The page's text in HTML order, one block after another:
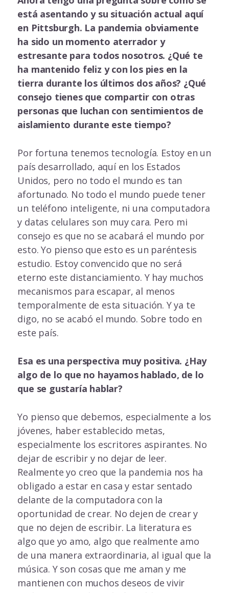
está asentando y su situación actual aquí
en Pittsburgh. La pandemia obviamente
ha sido un momento aterrador y
estresante para todos nosotros. ¿Qué te
ha mantenido feliz y con los pies en la
tierra durante los últimos dos años? ¿Qué
consejo tienes que compartir con otras
personas que luchan con sentimientos de
aislamiento durante este tiempo?
Por fortuna tenemos tecnología. Estoy en un
país desarrollado, aquí en los Estados
Unidos, pero no todo el mundo es tan
afortunado. No todo el mundo puede tener
un teléfono inteligente, ni una computadora
y datas celulares son muy cara. Pero mi
consejo es que no se acabará el mundo por
esto. Yo pienso que esto es un paréntesis
estudio. Estoy convencido que no será
eterno este distanciamiento. Y hay muchos
mecanismos para escapar, al menos
temporalmente de esta situación. Y ya te
digo, no se acabó el mundo. Sobre todo en
este país.
Esa es una perspectiva muy positiva. ¿Hay
algo de lo que no hayamos hablado, de lo
que se gustaría hablar?
Yo pienso que debemos, especialmente a los
jóvenes, haber establecido metas,
especialmente los escritores aspirantes. No
dejar de escribir y no dejar de leer.
Realmente yo creo que la pandemia nos ha
obligado a estar en casa y estar sentado
delante de la computadora con la
oportunidad de crear. No dejen de crear y
que no dejen de escribir. La literatura es
algo que yo amo, algo que realmente amo
de una manera extraordinaria, al igual que la
música. Y son cosas que me aman y me
mantienen con muchos deseos de vivir